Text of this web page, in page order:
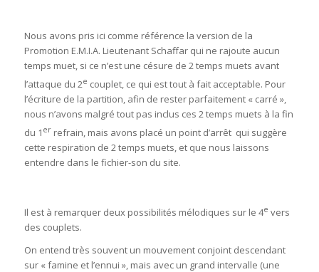
Nous avons pris ici comme référence la version de la
Promotion E.M.I.A. Lieutenant Schaffar qui ne rajoute aucun
temps muet, si ce n’est une césure de 2 temps muets avant
l’attaque du 2e couplet, ce qui est tout à fait acceptable. Pour
l’écriture de la partition, afin de rester parfaitement « carré »,
nous n’avons malgré tout pas inclus ces 2 temps muets à la fin
du 1 errefrain, mais avons placé un point d’arrêt qui suggère
cette respiration de 2 temps muets, et que nous laissons
entendre dans le fichier-son du site.
Il est à remarquer deux possibilités mélodiques sur le 4e vers
des couplets.
On entend très souvent un mouvement conjoint descendant
sur « famine et l’ennui », mais avec un grand intervalle (une